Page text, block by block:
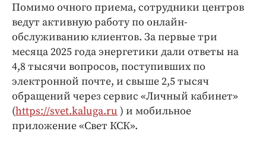
Помимо очного приема, сотрудники центров
ведут активную работу по онлайн-
обслуживанию клиентов. За первые три
месяца 2025 года энергетики дали ответы на
4,8 тысячи вопросов, поступивших по
электронной почте, и свыше 2,5 тысяч
обращений через сервис «Личный кабинет»
(https://svet.kaluga.ru ) и мобильное
приложение «Свет КСК».